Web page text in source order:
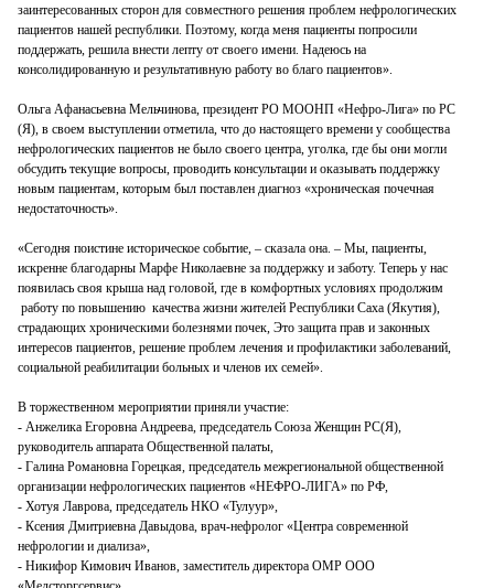
заинтересованных сторон для совместного решения проблем нефрологических
пациентов нашей республики. Поэтому, когда меня пациенты попросили
поддержать, решила внести лепту от своего имени. Надеюсь на
консолидированную и результативную работу во благо пациентов».
Ольга Афанасьевна Мельчинова, президент РО МООНП «Нефро-Лига» по РС
(Я), в своем выступлении отметила, что до настоящего времени у сообщества
нефрологических пациентов не было своего центра, уголка, где бы они могли
обсудить текущие вопросы, проводить консультации и оказывать поддержку
новым пациентам, которым был поставлен диагноз «хроническая почечная
недостаточность».
«Сегодня поистине историческое событие, ‒ сказала она. ‒ Мы, пациенты,
искренне благодарны Марфе Николаевне за поддержку и заботу. Теперь у нас
появилась своя крыша над головой, где в комфортных условиях продолжим
работу по повышению качества жизни жителей Республики Саха (Якутия),
страдающих хроническими болезнями почек, Это защита прав и законных
интересов пациентов, решение проблем лечения и профилактики заболеваний,
социальной реабилитации больных и членов их семей».
В торжественном мероприятии приняли участие:
- Анжелика Егоровна Андреева, председатель Союза Женщин РС(Я),
руководитель аппарата Общественной палаты,
- Галина Романовна Горецкая, председатель межрегиональной общественной
организации нефрологических пациентов «НЕФРО-ЛИГА» по РФ,
- Хотуя Лаврова, председатель НКО «Тулуур»,
- Ксения Дмитриевна Давыдова, врач-нефролог «Центра современной
нефрологии и диализа»,
- Никифор Кимович Иванов, заместитель директора ОМР ООО